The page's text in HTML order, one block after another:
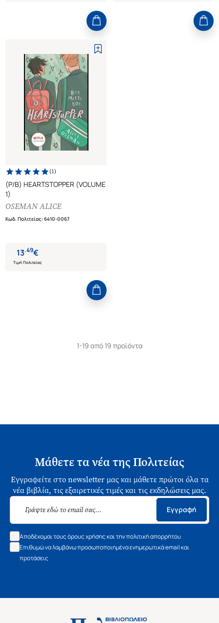
(1)
(P/B) HEARTSTOPPER (VOLUME
1)
OSEMAN ALICE
Κωδ. Πολιτείας:6410-0067
13.49€
Τιμή Πολιτείας
1-19 από 19 προϊόντα
Μάθετε τα νέα της Πολιτείας
Εγγραφείτε στο newsletter μας και μάθετε πρώτοι όλα τα
νέα βιβλία, τις εξαιρετικές τιμές και τις εκδηλώσεις μας.
Εγγραφή
Αποδέχομαι τους όρους χρήσης και την πολιτική απορρήτου
Επιθυμώ να λαμβάνω προσωποποιημένα ενημερωτικά email και
προτάσεις